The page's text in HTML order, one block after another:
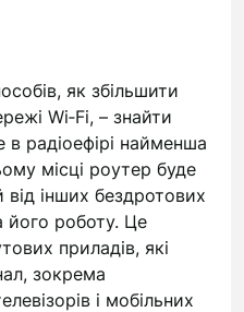
як збільшити
Wi‑Fi, – знайти
в радіоефірі найменша
місці роутер буде
інших бездротових
роботу. Це
приладів, які
зокрема
і мобільних